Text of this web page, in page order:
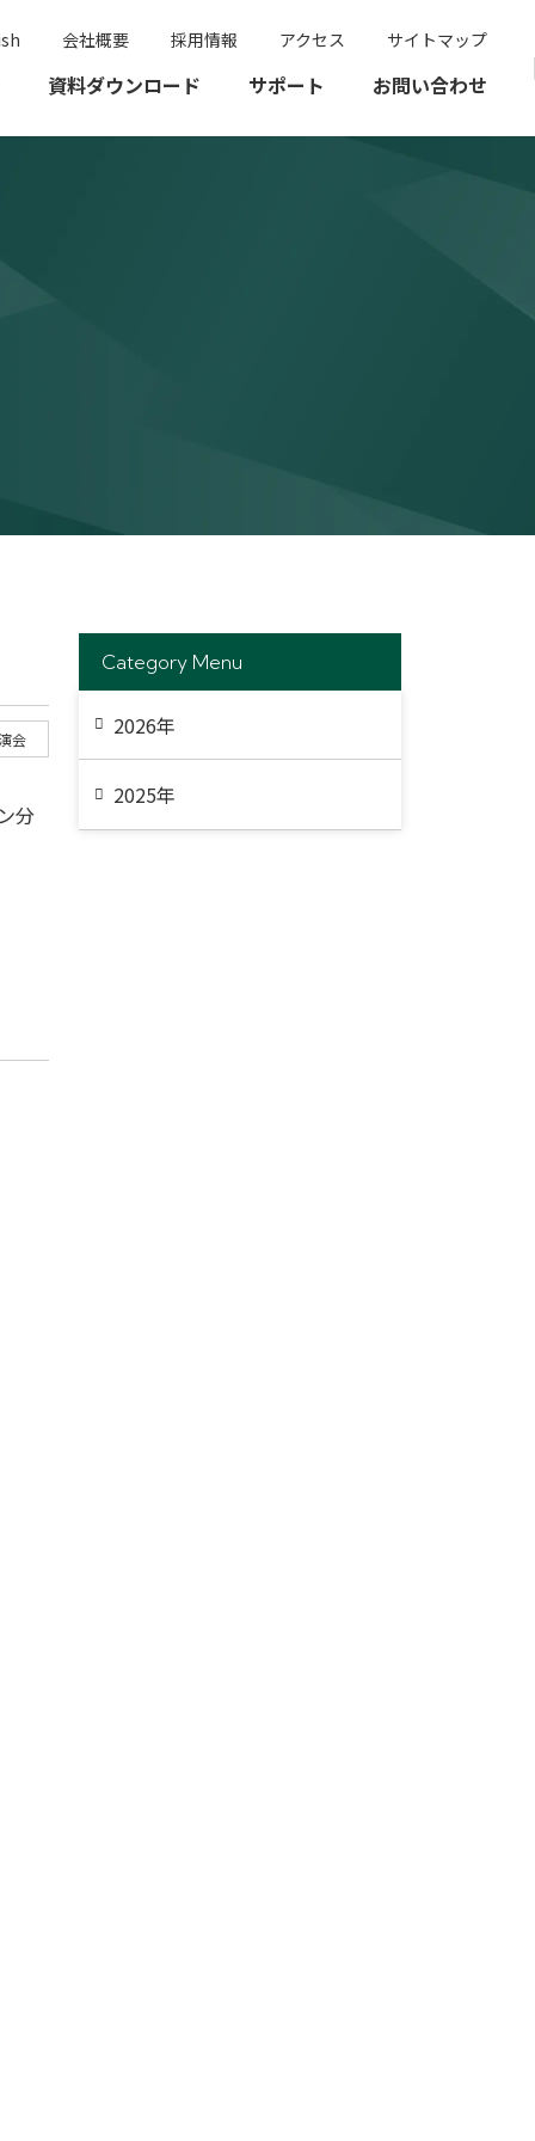
会社概要 採用情報 アクセス サイトマップ
資料ダウンロード サポート お問い合わせ
会
分
Category Menu
2026年
2025年